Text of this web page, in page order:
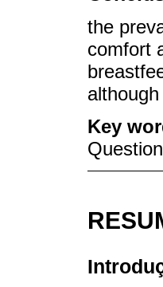
the
comfort
Key